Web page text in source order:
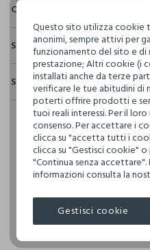
Composizione e cura
Composizione:
100% POLIESTERE
NON CANDEGGIARE
TEMPERATURA
NON LAVARE A SECCO
NON ASCIUGARE IN
ROTATIVO
TEMPERATURA
Sostenibilità e trasparenza
Sicurezza
Il 100% dei nostri articoli
fisici, per verificarne il
definito per l’uso di
restrittivi rispetto a quelli
internazionale.
Clicca qui per vedere i
NINGBO RIZI DRESSES CO. LTD.
Spedizione e resi
Hai fino a 30 giorni dalla
cambiare idea e restituire i
Questo sito utilizza cookie
anonimi, sempre attivi per
funzionamento del sito e di
prestazione; Altri cookie (i
installati anche da terze
verificare le tue abitudini di
poterti offrire prodotti e
tuoi reali interessi. Per il
consenso. Per accettare i
clicca su "accetta tutti i
clicca su "Gestisci cookie"
"Continua senza accettare".
informazioni consulta la
Gestisci cookie